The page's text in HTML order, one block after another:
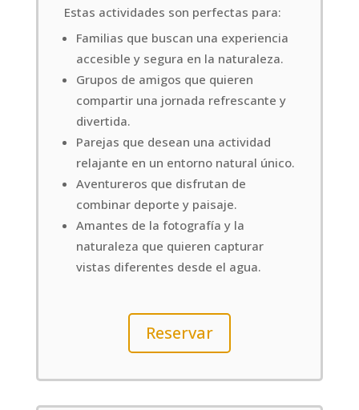
Estas actividades son perfectas para:
Familias que buscan una experiencia
accesible y segura en la naturaleza.
Grupos de amigos que quieren
compartir una jornada refrescante y
divertida.
Parejas que desean una actividad
relajante en un entorno natural único.
Aventureros que disfrutan de
combinar deporte y paisaje.
Amantes de la fotografía y la
naturaleza que quieren capturar
vistas diferentes desde el agua.
Reservar